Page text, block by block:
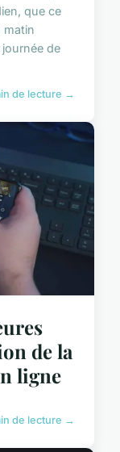
que ce
matin
de
de lecture →
de la
ligne
de lecture →